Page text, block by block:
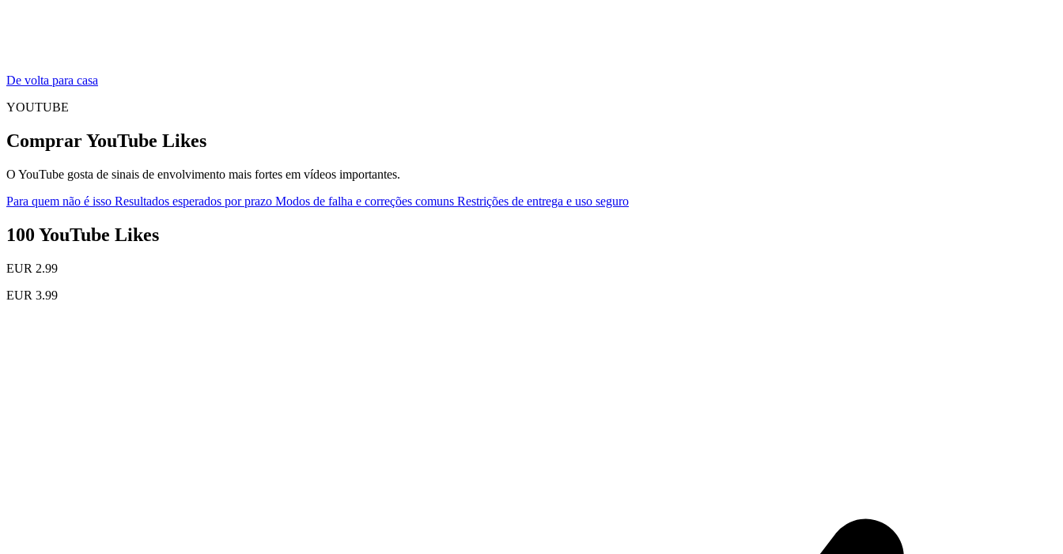
De volta para casa
YOUTUBE
Comprar YouTube Likes
O YouTube gosta de sinais de envolvimento mais fortes em vídeos importantes.
Para quem não é isso Resultados esperados por prazo Modos de falha e correções comuns Restrições de entrega e uso seguro
100 YouTube Likes
EUR 2.99
EUR 3.99